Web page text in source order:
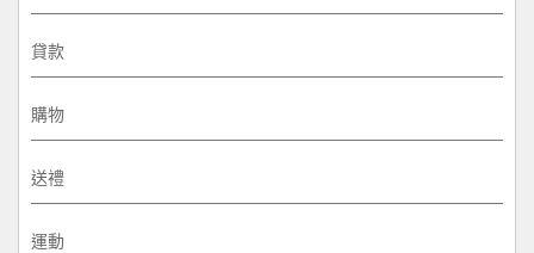
貸款
購物
送禮
運動